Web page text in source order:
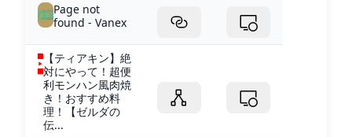
Page not
found - Vanex
【ティアキン】絶
対にやって！超便
利モンハン風肉焼
き！おすすめ料
理！【ゼルダの
伝...